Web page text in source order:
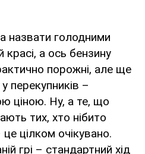
назвати голодними
красі, а ось бензину
порожні, але ще
перекупників –
ціною. Ну, а те, що
тих, хто нібито
цілком очікувано.
грі – стандартний хід